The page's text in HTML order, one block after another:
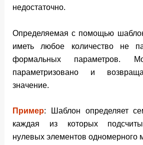
недостаточно.
Определяемая с помощью
иметь любое количество не
формальных параметров.
параметризовано и
значение.
Пример: Шаблон определяет
каждая из которых
нулевых элементов одномерного